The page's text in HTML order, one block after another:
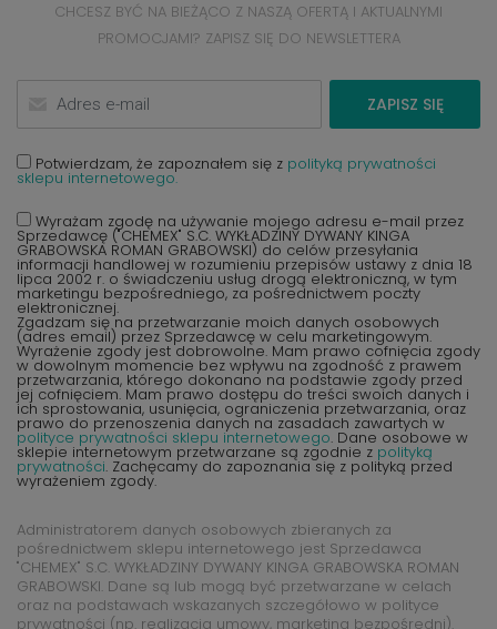
CHCESZ BYĆ NA BIEŻĄCO Z NASZĄ OFERTĄ I AKTUALNYMI
PROMOCJAMI? ZAPISZ SIĘ DO NEWSLETTERA
ZAPISZ SIĘ
Potwierdzam, że zapoznałem się z polityką prywatności
sklepu internetowego.
Wyrażam zgodę na używanie mojego adresu e-mail przez
Sprzedawcę ("CHEMEX" S.C. WYKŁADZINY DYWANY KINGA
GRABOWSKA ROMAN GRABOWSKI) do celów przesyłania
informacji handlowej w rozumieniu przepisów ustawy z dnia 18
lipca 2002 r. o świadczeniu usług drogą elektroniczną, w tym
marketingu bezpośredniego, za pośrednictwem poczty
elektronicznej.
Zgadzam się na przetwarzanie moich danych osobowych
(adres email) przez Sprzedawcę w celu marketingowym.
Wyrażenie zgody jest dobrowolne. Mam prawo cofnięcia zgody
w dowolnym momencie bez wpływu na zgodność z prawem
przetwarzania, którego dokonano na podstawie zgody przed
jej cofnięciem. Mam prawo dostępu do treści swoich danych i
ich sprostowania, usunięcia, ograniczenia przetwarzania, oraz
prawo do przenoszenia danych na zasadach zawartych w
polityce prywatności sklepu internetowego. Dane osobowe w
sklepie internetowym przetwarzane są zgodnie z polityką
prywatności. Zachęcamy do zapoznania się z polityką przed
wyrażeniem zgody.
Administratorem danych osobowych zbieranych za
pośrednictwem sklepu internetowego jest Sprzedawca
"CHEMEX" S.C. WYKŁADZINY DYWANY KINGA GRABOWSKA ROMAN
GRABOWSKI. Dane są lub mogą być przetwarzane w celach
oraz na podstawach wskazanych szczegółowo w polityce
prywatności (np. realizacja umowy, marketing bezpośredni).